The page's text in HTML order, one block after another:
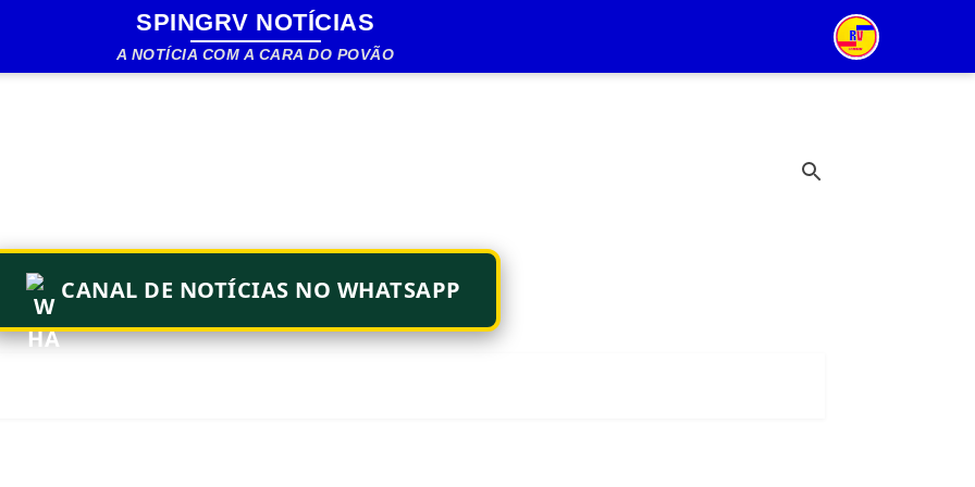
Pular para o conteúdo principal
SPINGRV NOTÍCIAS
A NOTÍCIA COM A CARA DO POVÃO
CANAL DE NOTÍCIAS NO WHATSAPP